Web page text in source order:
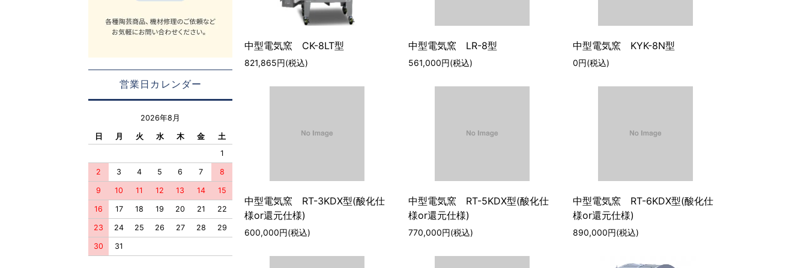
営業日カレンダー
2026年8月
日 月 火 水 木 金
土
1
2 3 4 5 6 7 8
9 10 11 12 13 14 15
16 17 18 19 20 21 22
23 24 25 26 27 28 29
30 31
中型電気窯 CK-8LT型
821,865円(税込)
中型電気窯 LR-8型
561,000円(税込)
中型電気窯 KYK-8N型
0円(税込)
中型電気窯 RT-3KDX型(酸化仕
様or還元仕様)
600,000円(税込)
中型電気窯 RT-5KDX型(酸化仕
様or還元仕様)
770,000円(税込)
中型電気窯 RT-6KDX型(酸化仕
様or還元仕様)
890,000円(税込)